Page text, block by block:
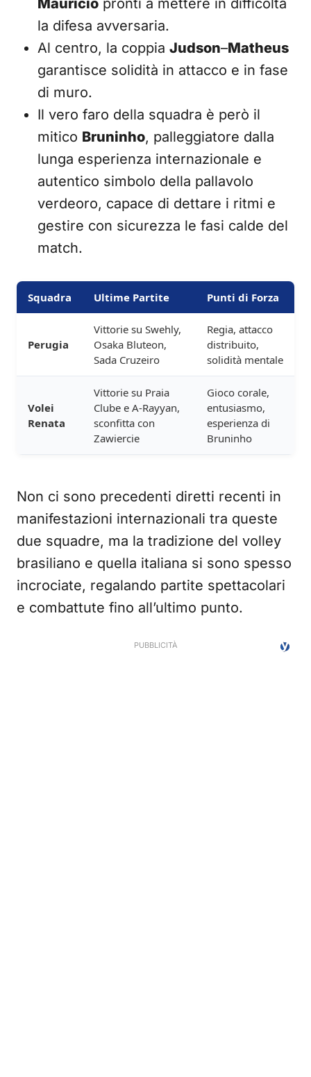
Mauricio pronti a mettere in difficoltà
la difesa avversaria.
Al centro, la coppia Judson–Matheus
garantisce solidità in attacco e in fase
di muro.
Il vero faro della squadra è però il
mitico Bruninho, palleggiatore dalla
lunga esperienza internazionale e
autentico simbolo della pallavolo
verdeoro, capace di dettare i ritmi e
gestire con sicurezza le fasi calde del
match.
Squadra Ultime Partite Punti di Forza
Perugia
Vittorie su Swehly,
Osaka Bluteon,
Sada Cruzeiro
Regia, attacco
distribuito,
solidità mentale
Volei
Renata
Vittorie su Praia
Clube e A-Rayyan,
sconfitta con
Zawiercie
Gioco corale,
entusiasmo,
esperienza di
Bruninho
Non ci sono precedenti diretti recenti in
manifestazioni internazionali tra queste
due squadre, ma la tradizione del volley
brasiliano e quella italiana si sono spesso
incrociate, regalando partite spettacolari
e combattute fino all’ultimo punto.